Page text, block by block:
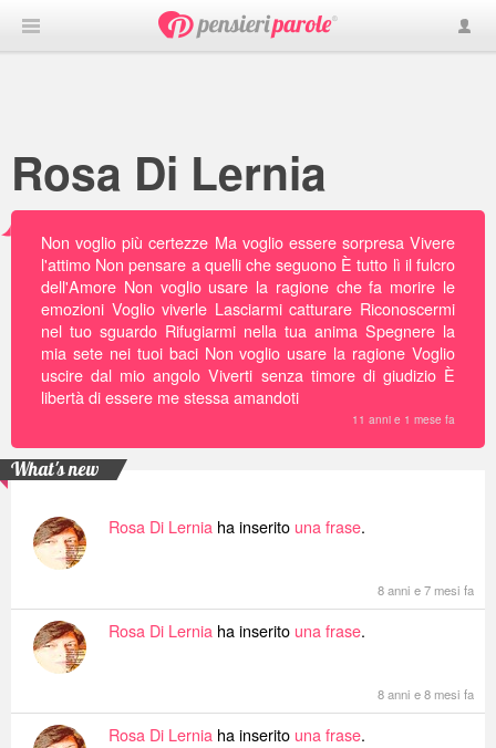
Rosa Di Lernia
Non voglio più certezze Ma voglio essere sorpresa Vivere
l'attimo Non pensare a quelli che seguono È tutto lì il fulcro
dell'Amore Non voglio usare la ragione che fa morire le
emozioni Voglio viverle Lasciarmi catturare Riconoscermi
nel tuo sguardo Rifugiarmi nella tua anima Spegnere la
mia sete nei tuoi baci Non voglio usare la ragione Voglio
uscire dal mio angolo Viverti senza timore di giudizio È
libertà di essere me stessa amandoti
11 anni e 1 mese fa
What's new
Rosa Di Lernia ha inserito una frase.
8 anni e 7 mesi fa
Rosa Di Lernia ha inserito una frase.
8 anni e 8 mesi fa
Rosa Di Lernia ha inserito una frase.